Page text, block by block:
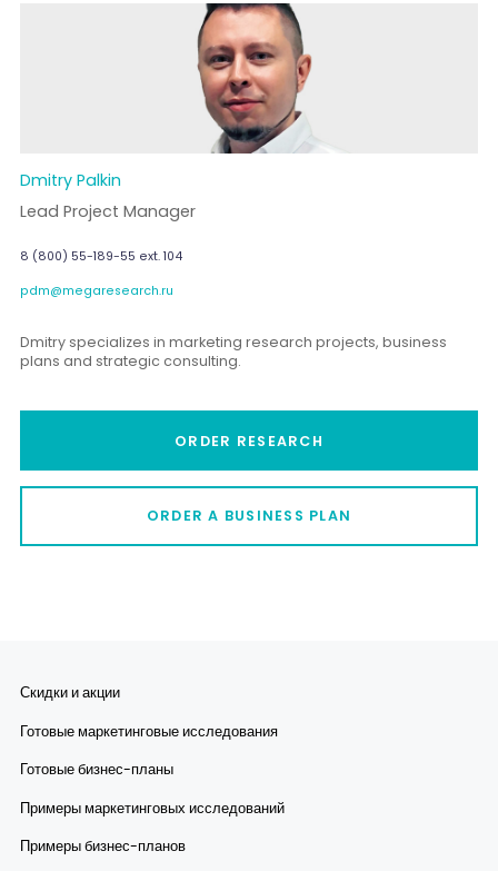
Dmitry Palkin
Lead Project Manager
8 (800) 55-189-55 ext. 104
pdm@megaresearch.ru
Dmitry specializes in marketing research projects, business
plans and strategic consulting.
ORDER RESEARCH
ORDER A BUSINESS PLAN
Скидки и акции
Готовые маркетинговые исследования
Готовые бизнес-планы
Примеры маркетинговых исследований
Примеры бизнес-планов